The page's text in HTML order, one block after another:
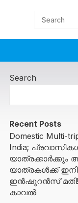
Search
Recent Posts
Domestic Multi-
India;
യാത്രക്കാർക്കും
യാത്രകൾക്ക് ഇനി
ഇൻഷുറൻസ് മതി!
കാവൽ